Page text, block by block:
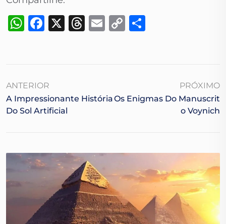
WhatsApp
Facebook
X Threads
Email
Copy
ANTERIOR
A Impressionante História
Do Sol Artificial
PRÓXIMO
Os Enigmas Do Manuscrit
O Voynich